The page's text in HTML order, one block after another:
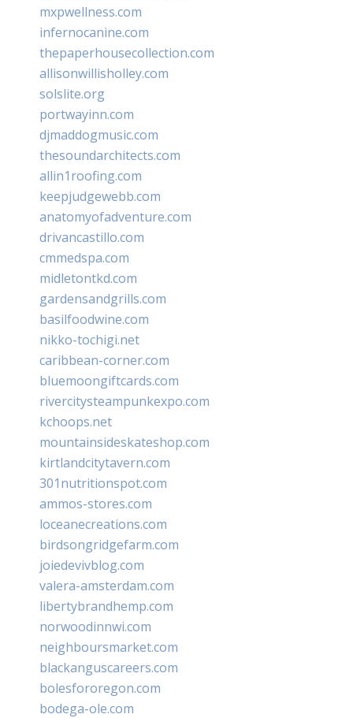
mxpwellness.com
infernocanine.com
thepaperhousecollection.com
allisonwillisholley.com
solslite.org
portwayinn.com
djmaddogmusic.com
thesoundarchitects.com
allin1roofing.com
keepjudgewebb.com
anatomyofadventure.com
drivancastillo.com
cmmedspa.com
midletontkd.com
gardensandgrills.com
basilfoodwine.com
nikko-tochigi.net
caribbean-corner.com
bluemoongiftcards.com
rivercitysteampunkexpo.com
kchoops.net
mountainsideskateshop.com
kirtlandcitytavern.com
301nutritionspot.com
ammos-stores.com
loceanecreations.com
birdsongridgefarm.com
joiedevivblog.com
valera-amsterdam.com
libertybrandhemp.com
norwoodinnwi.com
neighboursmarket.com
blackanguscareers.com
bolesfororegon.com
bodega-ole.com